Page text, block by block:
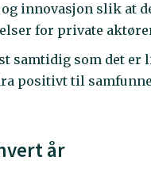
innovasjon slik at
for private
samtidig som det
positivt til
år